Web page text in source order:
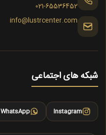
021-65536452
info@lustrcenter.com
شبکه های اجتماعی
Instagram
WhatsApp